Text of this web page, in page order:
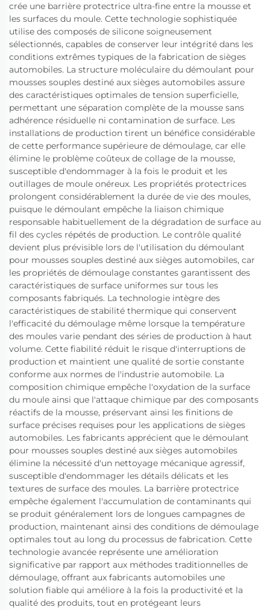
crée une barrière protectrice ultra-fine entre la mousse et
les surfaces du moule. Cette technologie sophistiquée
utilise des composés de silicone soigneusement
sélectionnés, capables de conserver leur intégrité dans les
conditions extrêmes typiques de la fabrication de sièges
automobiles. La structure moléculaire du démoulant pour
mousses souples destiné aux sièges automobiles assure
des caractéristiques optimales de tension superficielle,
permettant une séparation complète de la mousse sans
adhérence résiduelle ni contamination de surface. Les
installations de production tirent un bénéfice considérable
de cette performance supérieure de démoulage, car elle
élimine le problème coûteux de collage de la mousse,
susceptible d'endommager à la fois le produit et les
outillages de moule onéreux. Les propriétés protectrices
prolongent considérablement la durée de vie des moules,
puisque le démoulant empêche la liaison chimique
responsable habituellement de la dégradation de surface au
fil des cycles répétés de production. Le contrôle qualité
devient plus prévisible lors de l'utilisation du démoulant
pour mousses souples destiné aux sièges automobiles, car
les propriétés de démoulage constantes garantissent des
caractéristiques de surface uniformes sur tous les
composants fabriqués. La technologie intègre des
caractéristiques de stabilité thermique qui conservent
l'efficacité du démoulage même lorsque la température
des moules varie pendant des séries de production à haut
volume. Cette fiabilité réduit le risque d'interruptions de
production et maintient une qualité de sortie constante
conforme aux normes de l'industrie automobile. La
composition chimique empêche l'oxydation de la surface
du moule ainsi que l'attaque chimique par des composants
réactifs de la mousse, préservant ainsi les finitions de
surface précises requises pour les applications de sièges
automobiles. Les fabricants apprécient que le démoulant
pour mousses souples destiné aux sièges automobiles
élimine la nécessité d'un nettoyage mécanique agressif,
susceptible d'endommager les détails délicats et les
textures de surface des moules. La barrière protectrice
empêche également l'accumulation de contaminants qui
se produit généralement lors de longues campagnes de
production, maintenant ainsi des conditions de démoulage
optimales tout au long du processus de fabrication. Cette
technologie avancée représente une amélioration
significative par rapport aux méthodes traditionnelles de
démoulage, offrant aux fabricants automobiles une
solution fiable qui améliore à la fois la productivité et la
qualité des produits, tout en protégeant leurs